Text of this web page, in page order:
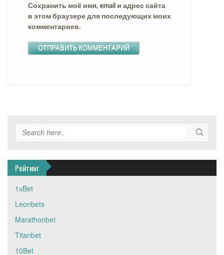
Сохранить моё имя, email и адрес сайта
в этом браузере для последующих моих
комментариев.
Рейтинг
1хBet
Leonbets
Marathonbet
Titanbet
10Bet